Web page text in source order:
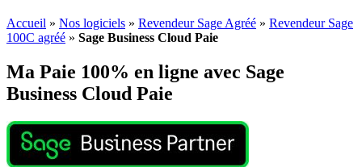
Accueil » Nos logiciels » Revendeur Sage Agréé » Revendeur Sage
100C agréé » Sage Business Cloud Paie
Ma Paie 100% en ligne avec Sage
Business Cloud Paie